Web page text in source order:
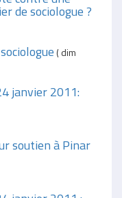
de sociologue ?
(dim
janvier 2011:
soutien à Pinar